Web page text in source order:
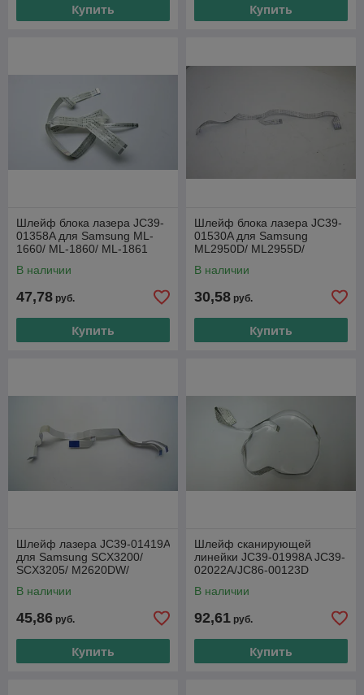
Купить Купить
Шлейф блока лазера JC39-
01358A для Samsung ML-
1660/ ML-1860/ ML-1861
В наличии
47,78 руб.
Купить
Шлейф блока лазера JC39-
01530A для Samsung
ML2950D/ ML2955D/
SCX4728FD/ SCX4729FD
В наличии
30,58 руб.
Купить
Шлейф лазера JC39-01419A
для Samsung SCX3200/
SCX3205/ M2620DW/
M2825DW/ M2670F/
В наличии
45,86 руб.
Купить
Шлейф сканирующей
линейки JC39-01998A JC39-
02022A/JC86-00123D
SL-
M3875/4070FX/4075FR/FX
В наличии
92,61 руб.
Купить